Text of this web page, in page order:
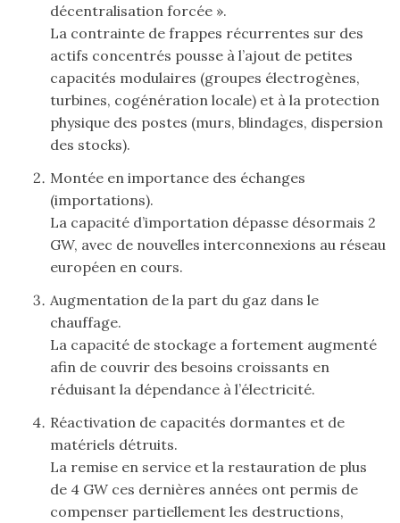
décentralisation forcée ».
La contrainte de frappes récurrentes sur des
actifs concentrés pousse à l’ajout de petites
capacités modulaires (groupes électrogènes,
turbines, cogénération locale) et à la protection
physique des postes (murs, blindages, dispersion
des stocks).
Montée en importance des échanges
(importations).
La capacité d’importation dépasse désormais 2
GW, avec de nouvelles interconnexions au réseau
européen en cours.
Augmentation de la part du gaz dans le
chauffage.
La capacité de stockage a fortement augmenté
afin de couvrir des besoins croissants en
réduisant la dépendance à l’électricité.
Réactivation de capacités dormantes et de
matériels détruits.
La remise en service et la restauration de plus
de 4 GW ces dernières années ont permis de
compenser partiellement les destructions,